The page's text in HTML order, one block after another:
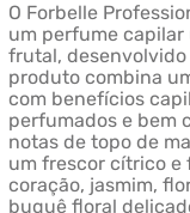
O Forbelle
um perfume
frutal, desenvolvido
produto combina
com benefícios
perfumados e bem
notas de topo de
um frescor cítrico e
coração, jasmim,
buquê floral